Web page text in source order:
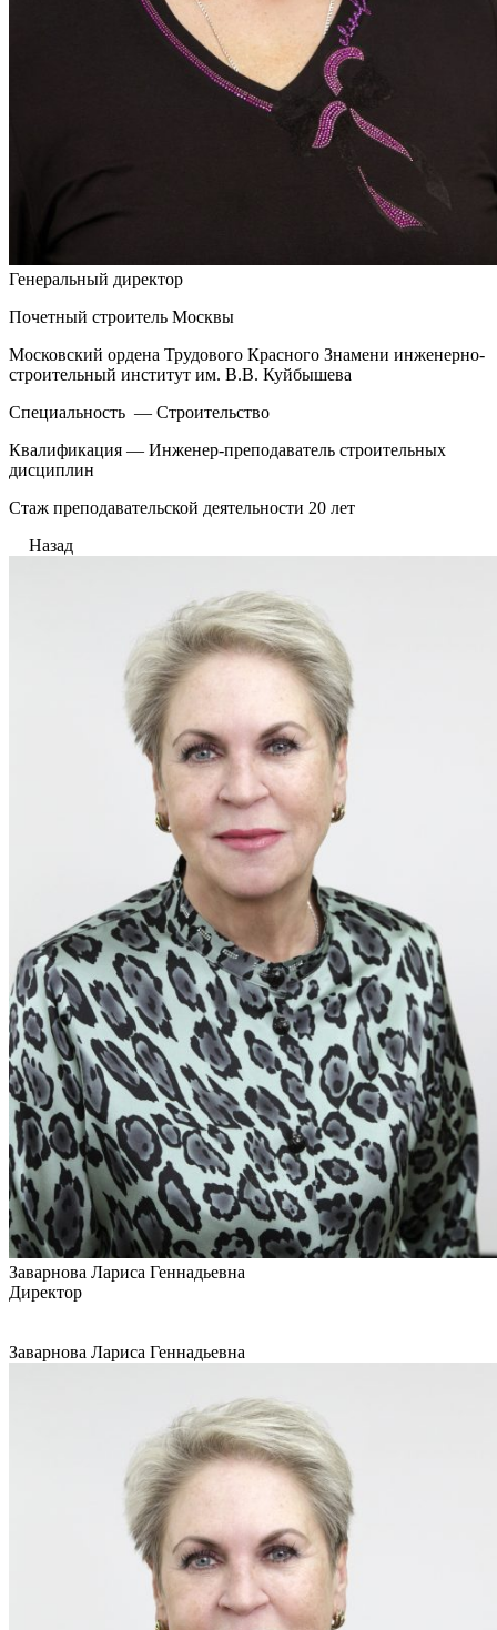
Генеральный директор
Почетный строитель Москвы
Московский ордена Трудового Красного Знамени инженерно-
строительный институт им. В.В. Куйбышева
Специальность — Строительство
Квалификация — Инженер-преподаватель строительных
дисциплин
Стаж преподавательской деятельности 20 лет
Назад
Заварнова Лариса Геннадьевна
Директор
Заварнова Лариса Геннадьевна